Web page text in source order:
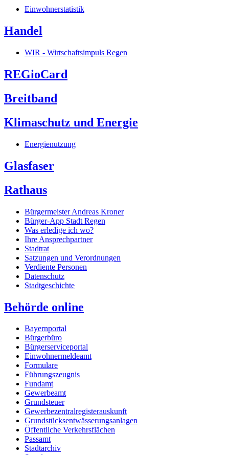
Einwohnerstatistik
Handel
WIR - Wirtschaftsimpuls Regen
REGioCard
Breitband
Klimaschutz und Energie
Energienutzung
Glasfaser
Rathaus
Bürgermeister Andreas Kroner
Bürger-App Stadt Regen
Was erledige ich wo?
Ihre Ansprechpartner
Stadtrat
Satzungen und Verordnungen
Verdiente Personen
Datenschutz
Stadtgeschichte
Behörde online
Bayernportal
Bürgerbüro
Bürgerserviceportal
Einwohnermeldeamt
Formulare
Führungszeugnis
Fundamt
Gewerbeamt
Grundsteuer
Gewerbezentralregisterauskunft
Grundstücksentwässerungsanlagen
Öffentliche Verkehrsflächen
Passamt
Stadtarchiv